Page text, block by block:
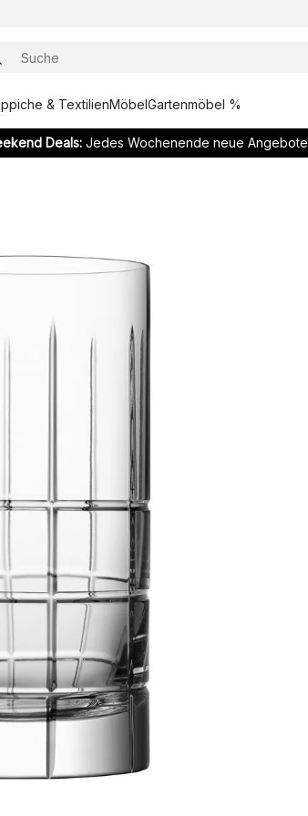
& TextilienMöbelGartenmöbel %
Deals:Jedes Wochenende neue Angebote